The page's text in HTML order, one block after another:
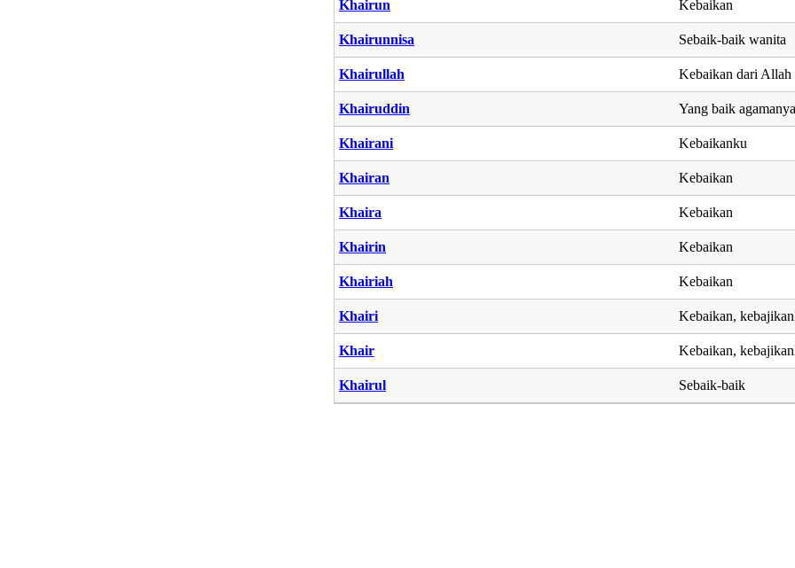
Khairun Kebaikan
Khairunnisa Sebaik-baik wanita
Khairullah Kebaikan dari Allah
Khairuddin Yang baik agamanya
Khairani Kebaikanku
Khairan Kebaikan
Khaira Kebaikan
Khairin Kebaikan
Khairiah Kebaikan
Khairi Kebaikan,
Khair Kebaikan,
Khairul Sebaik-baik